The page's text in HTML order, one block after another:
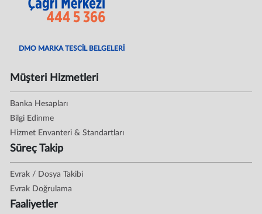
DMO MARKA TESCİL BELGELERİ
Müşteri Hizmetleri
Banka Hesapları
Bilgi Edinme
Hizmet Envanteri & Standartları
Süreç Takip
Evrak / Dosya Takibi
Evrak Doğrulama
Faaliyetler